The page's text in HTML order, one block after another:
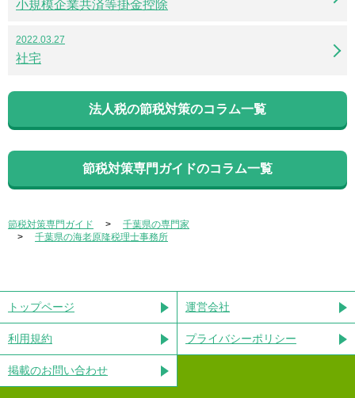
小規模企業共済等掛金控除
2022.03.27
社宅
法人税の節税対策のコラム一覧
節税対策専門ガイドのコラム一覧
節税対策専門ガイド
千葉県の専門家
千葉県の海老原隆税理士事務所
トップページ 運営会社
利用規約 プライバシーポリシー
掲載のお問い合わせ